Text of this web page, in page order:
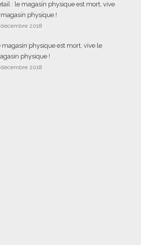
: le magasin physique est mort, vive
physique !
décembre 2018
magasin physique est mort, vive le
physique !
décembre 2018